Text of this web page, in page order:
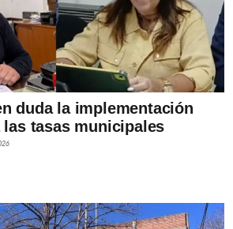
duda la implementación
las tasas municipales